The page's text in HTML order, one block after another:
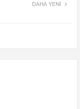
DAHA YENI